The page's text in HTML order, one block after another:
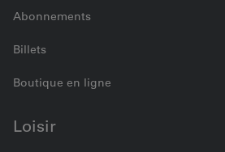
Abonnements
Billets
Boutique en ligne
Loisir